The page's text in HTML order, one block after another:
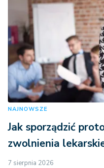
NAJNOWSZE
Jak sporządzić
zwolnienia
7 sierpnia 2026